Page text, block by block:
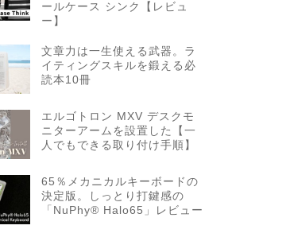
ールケース シンク【レビュ
ー】
文章力は一生使える武器。ラ
イティングスキルを鍛える必
読本10冊
エルゴトロン MXV デスクモ
ニターアームを設置した【一
人でもできる取り付け手順】
65％メカニカルキーボードの
決定版。しっとり打鍵感の
「NuPhy® Halo65」レビュー